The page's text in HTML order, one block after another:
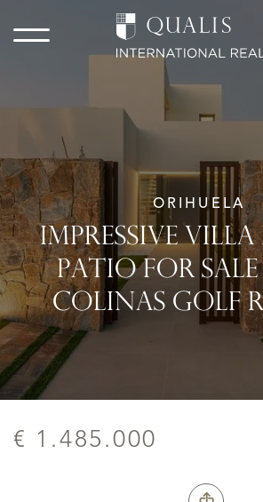
ORIHUELA
IMPRESSIVE
PATIO FOR
COLINAS GOLF
€ 1.485.000